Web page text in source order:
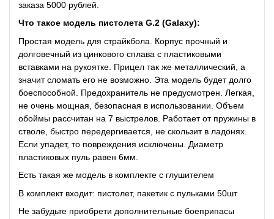
заказа 5000 рублей.
Что такое модель пистолета G.2 (Galaxy):
Простая модель для страйкбола. Корпус прочный и
долговечный из цинкового сплава с пластиковыми
вставками на рукоятке. Прицел так же металлический, а
значит сломать его не возможно. Эта модель будет долго
боеспособной. Предохранитель не предусмотрен. Легкая,
не очень мощная, безопасная в использовании. Объем
обоймы рассчитан на 7 выстрелов. Работает от пружины в
стволе, быстро передергивается, не скользит в ладонях.
Если упадет, то повреждения исключены. Диаметр
пластиковых пуль равен 6мм.
Есть такая же модель в комплекте с глушителем
В комплект входит: пистолет, пакетик с пульками 50шт
Не забудьте приобрети дополнительные боеприпасы